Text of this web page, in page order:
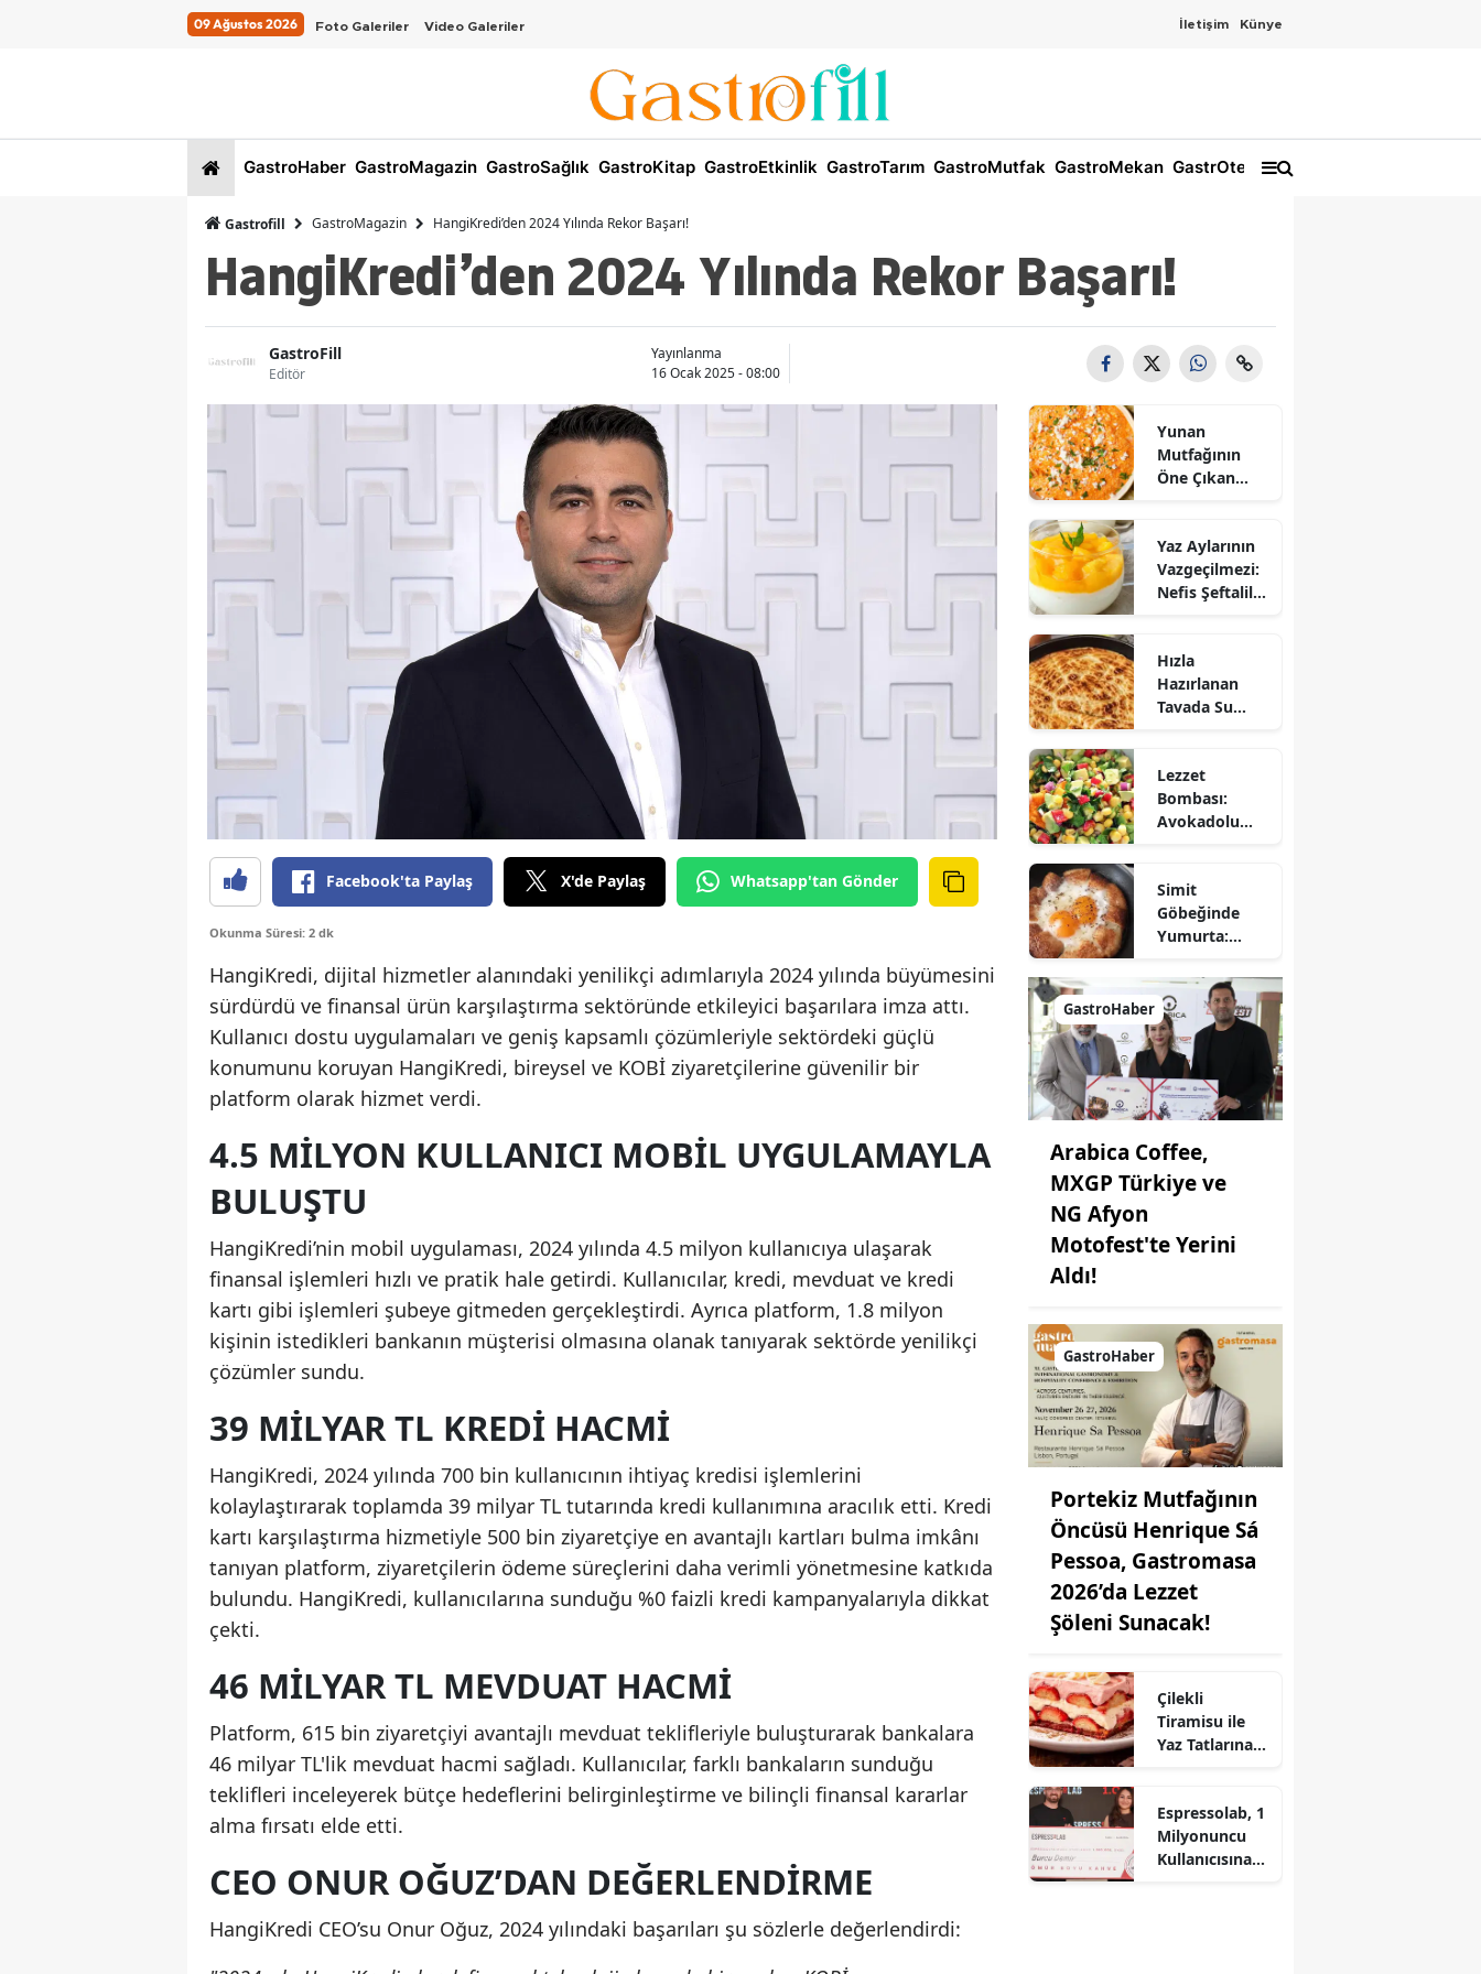
09 Ağustos 2026 Foto Galeriler Video Galeriler İletişim Künye
GastroHaber GastroMagazin GastroSağlık GastroKitap GastroEtkinlik GastroTarım GastroMutfak GastroMekan GastrOtel
Gastrofill GastroMagazin HangiKredi’den 2024 Yılında Rekor Başarı!
HangiKredi’den 2024 Yılında Rekor Başarı!
GastroFill
Editör
Yayınlanma
16 Ocak 2025 - 08:00
Facebook'ta Paylaş X'de Paylaş Whatsapp'tan Gönder
Okunma Süresi: 2 dk
HangiKredi, dijital hizmetler alanındaki yenilikçi adımlarıyla 2024 yılında büyümesini
sürdürdü ve finansal ürün karşılaştırma sektöründe etkileyici başarılara imza attı.
Kullanıcı dostu uygulamaları ve geniş kapsamlı çözümleriyle sektördeki güçlü
konumunu koruyan HangiKredi, bireysel ve KOBİ ziyaretçilerine güvenilir bir
platform olarak hizmet verdi.
4.5 MILYON KULLANICI MOBIL UYGULAMAYLA
BULUŞTU
HangiKredi’nin mobil uygulaması, 2024 yılında 4.5 milyon kullanıcıya ulaşarak
finansal işlemleri hızlı ve pratik hale getirdi. Kullanıcılar, kredi, mevduat ve kredi
kartı gibi işlemleri şubeye gitmeden gerçekleştirdi. Ayrıca platform, 1.8 milyon
kişinin istedikleri bankanın müşterisi olmasına olanak tanıyarak sektörde yenilikçi
çözümler sundu.
39 MILYAR TL KREDI HACMI
HangiKredi, 2024 yılında 700 bin kullanıcının ihtiyaç kredisi işlemlerini
kolaylaştırarak toplamda 39 milyar TL tutarında kredi kullanımına aracılık etti. Kredi
kartı karşılaştırma hizmetiyle 500 bin ziyaretçiye en avantajlı kartları bulma imkânı
tanıyan platform, ziyaretçilerin ödeme süreçlerini daha verimli yönetmesine katkıda
bulundu. HangiKredi, kullanıcılarına sunduğu %0 faizli kredi kampanyalarıyla dikkat
çekti.
46 MILYAR TL MEVDUAT HACMI
Platform, 615 bin ziyaretçiyi avantajlı mevduat teklifleriyle buluşturarak bankalara
46 milyar TL'lik mevduat hacmi sağladı. Kullanıcılar, farklı bankaların sunduğu
teklifleri inceleyerek bütçe hedeflerini belirginleştirme ve bilinçli finansal kararlar
alma fırsatı elde etti.
CEO ONUR OĞUZ’DAN DEĞERLENDIRME
HangiKredi CEO’su Onur Oğuz, 2024 yılındaki başarıları şu sözlerle değerlendirdi:
Yunan
Mutfağının
Öne Çıkan
Nasıl Yapılır?
Yaz Aylarının
Vazgeçilmezi:
Nefis Şeftalili
Hızla
Hazırlanan
Tavada Su
Sofralarınıza
Lezzet Katın!
Lezzet
Bombası:
Avokadolu
Simit
Göbeğinde
Yumurta:
Farklı Bir
Kahvaltı
Seçeneği
GastroHaber
Arabica Coffee,
MXGP Türkiye ve
NG Afyon
Motofest'te Yerini
Aldı!
GastroHaber
Portekiz Mutfağının
Öncüsü Henrique Sá
Pessoa, Gastromasa
2026’da Lezzet
Şöleni Sunacak!
Çilekli
Tiramisu ile
Yaz Tatlarına
Espressolab, 1
Milyonuncu
Kullanıcısına